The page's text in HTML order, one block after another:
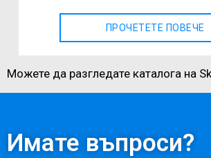
ПРОЧЕТЕТЕ ПОВЕЧЕ
Можете да разгледате каталога на
Имате въпроси?